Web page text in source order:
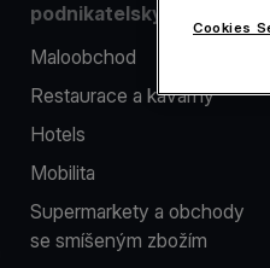
podnikatelských oborů
Maloobchod
Restaurace a kavárny
Hotels
Mobilita
Supermarkety a obchody
se smíšeným zbožím
Cookies